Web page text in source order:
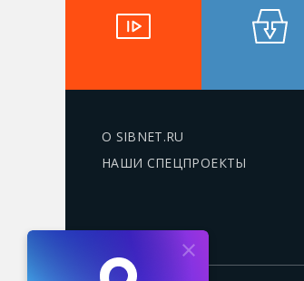
О SIBNET.RU
НАШИ СПЕЦПРОЕКТЫ